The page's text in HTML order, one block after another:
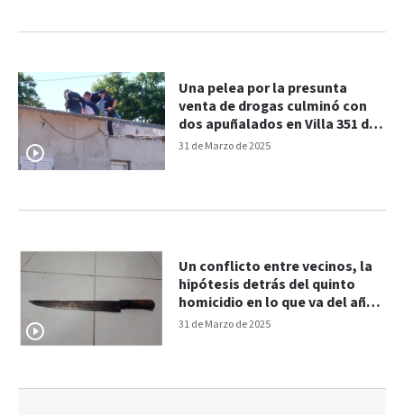
31 de Marzo de 2025
Una pelea por la presunta
venta de drogas culminó con
dos apuñalados en Villa 351 de
Paraná
31 de Marzo de 2025
Un conflicto entre vecinos, la
hipótesis detrás del quinto
homicidio en lo que va del año
en Paraná